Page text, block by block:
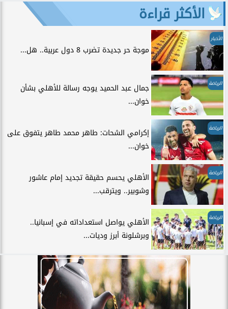
الأكثر قراءة
الأخبار
موجة حر جديدة تضرب 8 دول عربية.. هل...
الرياضة
جمال عبد الحميد يوجه رسالة للأهلي بشأن
خوان...
الرياضة
إكرامي الشحات: طاهر محمد طاهر يتفوق على
خوان...
الرياضة
الأهلي يحسم حقيقة تجديد إمام عاشور
وشوبير.. ويترقب...
الرياضة
الأهلي يواصل استعداداته في إسبانيا..
وبرشلونة أبرز وديات...